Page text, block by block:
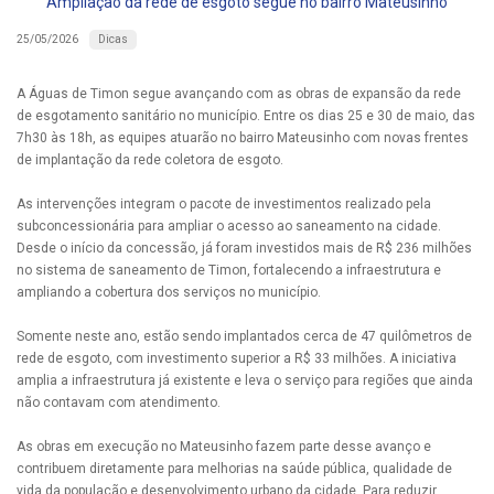
25/05/2026 Dicas
A Águas de Timon segue avançando com as obras de expansão da rede
de esgotamento sanitário no município. Entre os dias 25 e 30 de maio, das
7h30 às 18h, as equipes atuarão no bairro Mateusinho com novas frentes
de implantação da rede coletora de esgoto.
As intervenções integram o pacote de investimentos realizado pela
subconcessionária para ampliar o acesso ao saneamento na cidade.
Desde o início da concessão, já foram investidos mais de R$ 236 milhões
no sistema de saneamento de Timon, fortalecendo a infraestrutura e
ampliando a cobertura dos serviços no município.
Somente neste ano, estão sendo implantados cerca de 47 quilômetros de
rede de esgoto, com investimento superior a R$ 33 milhões. A iniciativa
amplia a infraestrutura já existente e leva o serviço para regiões que ainda
não contavam com atendimento.
As obras em execução no Mateusinho fazem parte desse avanço e
contribuem diretamente para melhorias na saúde pública, qualidade de
vida da população e desenvolvimento urbano da cidade. Para reduzir